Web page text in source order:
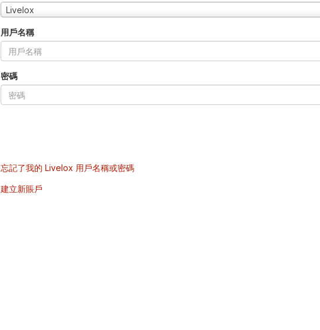
Livelox
用戶名稱
密碼
忘記了我的 Livelox 用戶名稱或密碼
建立新賬戶